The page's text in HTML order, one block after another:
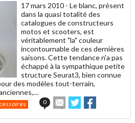
17 mars 2010 - Le blanc, présent
dans la quasi totalité des
catalogues de constructeurs
motos et scooters, est
véritablement "la" couleur
incontournable de ces dernières
saisons. Cette tendance n'a pas
échappé à la sympathique petite
structure Seurat3, bien connue
des modèles tout-terrain,
0
Envoyer
cet
article
Partager
sur
Twitter
sur
Facebook